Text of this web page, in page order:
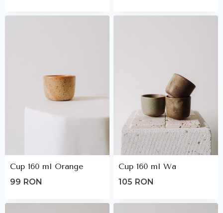
Cup 160 ml Orange
99 RON
Cup 160 ml Wa
105 RON